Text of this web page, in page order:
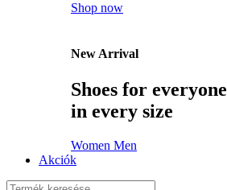
Shop now
New Arrival
Shoes for everyone
in every size
Women Men
Akciók